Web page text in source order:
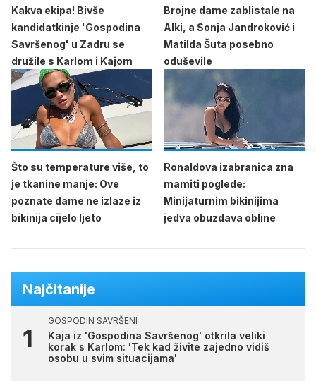
Kakva ekipa! Bivše
kandidatkinje 'Gospodina
Savršenog' u Zadru se
družile s Karlom i Kajom
Brojne dame zablistale na
Alki, a Sonja Jandroković i
Matilda Šuta posebno
oduševile
Što su temperature više, to
je tkanine manje: Ove
poznate dame ne izlaze iz
bikinija cijelo ljeto
Ronaldova izabranica zna
mamiti poglede:
Minijaturnim bikinijima
jedva obuzdava obline
Najčitanije
GOSPODIN SAVRŠENI
Kaja iz 'Gospodina Savršenog' otkrila veliki
korak s Karlom: 'Tek kad živite zajedno vidiš
osobu u svim situacijama'